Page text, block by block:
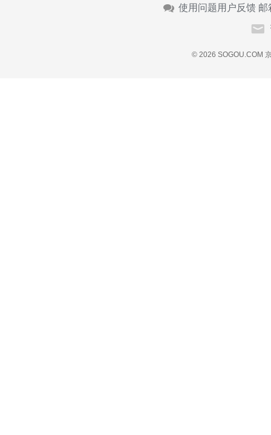
使用问题用户反馈 邮
© 2026 SOGOU.COM